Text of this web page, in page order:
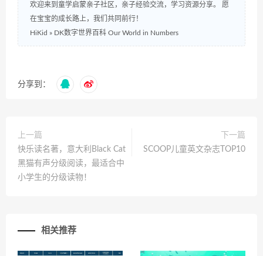
欢迎来到童学启蒙亲子社区，亲子经验交流，学习资源分享。 愿
在宝宝的成长路上，我们共同前行！
HiKid » DK数字世界百科 Our World in Numbers
分享到：
上一篇
快乐读名著，意大利Black Cat
黑猫有声分级阅读，最适合中
小学生的分级读物！
下一篇
SCOOP儿童英文杂志TOP10
相关推荐